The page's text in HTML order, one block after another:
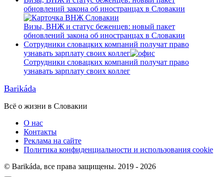
обновлений закона об иностранцах в Словакии
Визы, ВНЖ и статус беженцев: новый пакет
обновлений закона об иностранцах в Словакии
Сотрудники словацких компаний получат право
узнавать зарплату своих коллег
Сотрудники словацких компаний получат право
узнавать зарплату своих коллег
Barikáda
Всё о жизни в Словакии
О нас
Контакты
Реклама на сайте
Политика конфиденциальности и использования cookie
© Barikáda, все права защищены. 2019 - 2026